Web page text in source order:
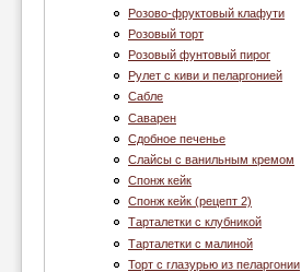
Розово-фруктовый клафути
Розовый торт
Розовый фунтовый пирог
Рулет с киви и пеларгонией
Сабле
Саварен
Сдобное печенье
Слайсы с ванильным кремом
Спонж кейк
Спонж кейк (рецепт 2)
Тарталетки с клубникой
Тарталетки с малиной
Торт c глазурью из пеларгонии